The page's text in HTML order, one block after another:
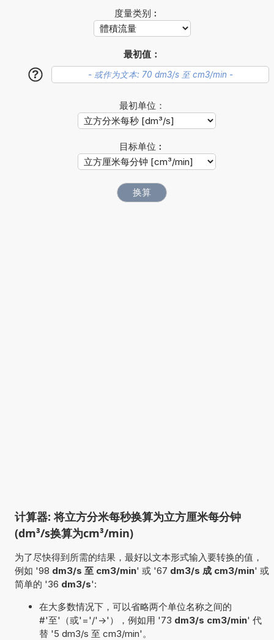
度量类别︰
最初值：
?
最初单位：
目标单位︰
计算器: 将立方分米每秒换算为立方厘米每分钟
(dm³/s换算为cm³/min)
为了尽快得到所需的结果，最好以文本形式输入要转换的值，
例如 '98 dm3/s 至 cm3/min' 或 '67 dm3/s 成 cm3/min' 或
简单的 '36 dm3/s':
在大多数情况下，可以省略两个单位名称之间的
#'至'（或'='/'->'），例如用 '73 dm3/s cm3/min' 代
替 '5 dm3/s 至 cm3/min'。